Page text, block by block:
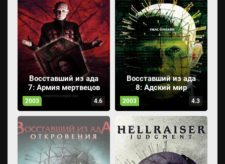
Восставший из ада
7: Армия мертвецов
2003 4.6
Восставший из ада
8: Адский мир
2003 4.3